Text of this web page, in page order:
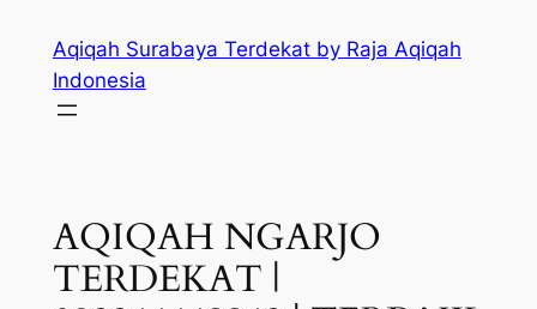
content
Aqiqah Surabaya Terdekat by Raja Aqiqah
Indonesia
AQIQAH NGARJO
TERDEKAT |